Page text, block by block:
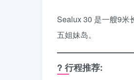
Sealux 30 是一艘9米
五姐妹岛。
? 行程推荐: